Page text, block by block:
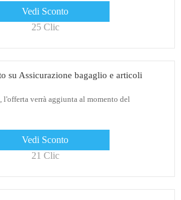
Vedi Sconto
25 Clic
su Assicurazione bagaglio e articoli
l'offerta verrà aggiunta al momento del
Vedi Sconto
21 Clic